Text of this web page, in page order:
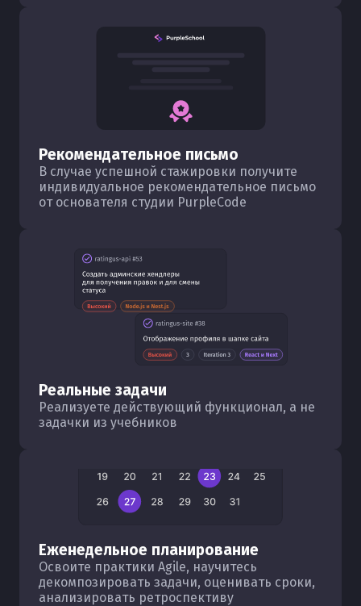
Рекомендательное письмо
В случае успешной стажировки получите
индивидуальное рекомендательное письмо
от основателя студии PurpleCode
Реальные задачи
Реализуете действующий функционал, а не
задачки из учебников
Еженедельное планирование
Освоите практики Agile, научитесь
декомпозировать задачи, оценивать сроки,
анализировать ретроспективу